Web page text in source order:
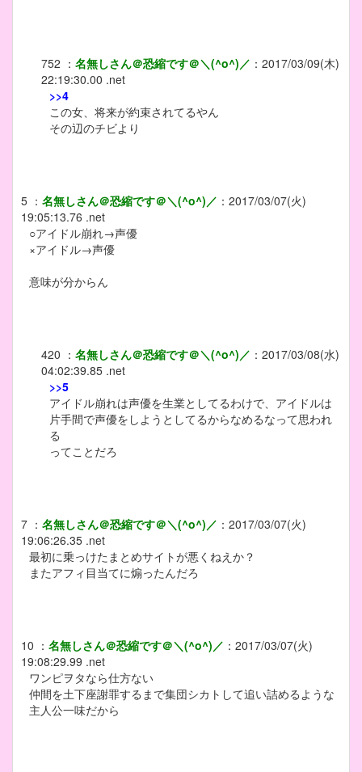
752 ： 名無しさん＠恐縮です＠＼(^o^)／ ： 2017/03/09(木)
22:19:30.00 .net
>>4
この女、将来が約束されてるやん
その辺のチビより
5 ： 名無しさん＠恐縮です＠＼(^o^)／ ： 2017/03/07(火)
19:05:13.76 .net
○アイドル崩れ→声優
×アイドル→声優
意味が分からん
420 ： 名無しさん＠恐縮です＠＼(^o^)／ ： 2017/03/08(水)
04:02:39.85 .net
>>5
アイドル崩れは声優を生業としてるわけで、アイドルは
片手間で声優をしようとしてるからなめるなって思われ
る
ってことだろ
7 ： 名無しさん＠恐縮です＠＼(^o^)／ ： 2017/03/07(火)
19:06:26.35 .net
最初に乗っけたまとめサイトが悪くねえか？
またアフィ目当てに煽ったんだろ
10 ： 名無しさん＠恐縮です＠＼(^o^)／ ： 2017/03/07(火)
19:08:29.99 .net
ワンピヲタなら仕方ない
仲間を土下座謝罪するまで集団シカトして追い詰めるような
主人公一味だから